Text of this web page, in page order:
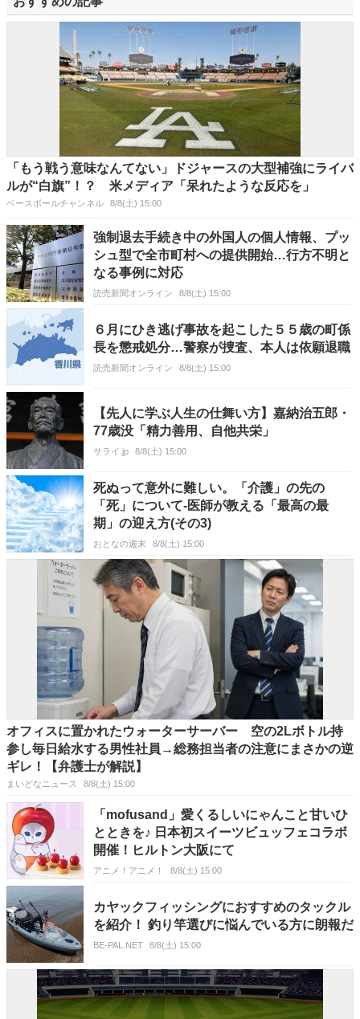
「もう戦う意味なんてない」ドジャースの大型補強にライバ
ルが“白旗”！？ 米メディア「呆れたような反応を」
ベースボールチャンネル 8/8(土) 15:00
強制退去手続き中の外国人の個人情報、プッ
シュ型で全市町村への提供開始…行方不明と
なる事例に対応
読売新聞オンライン 8/8(土) 15:00
６月にひき逃げ事故を起こした５５歳の町係
長を懲戒処分…警察が捜査、本人は依願退職
読売新聞オンライン 8/8(土) 15:00
【先人に学ぶ人生の仕舞い方】嘉納治五郎・
77歳没「精力善用、自他共栄」
サライ.jp 8/8(土) 15:00
死ぬって意外に難しい。「介護」の先の
「死」について-医師が教える「最高の最
期」の迎え方(その3)
おとなの週末 8/8(土) 15:00
オフィスに置かれたウォーターサーバー 空の2Lボトル持
参し毎日給水する男性社員→総務担当者の注意にまさかの逆
ギレ！【弁護士が解説】
まいどなニュース 8/8(土) 15:00
「mofusand」愛くるしいにゃんこと甘いひ
とときを♪ 日本初スイーツビュッフェコラボ
開催！ヒルトン大阪にて
アニメ！アニメ！ 8/8(土) 15:00
カヤックフィッシングにおすすめのタックル
を紹介！ 釣り竿選びに悩んでいる方に朗報だ
BE-PAL.NET 8/8(土) 15:00